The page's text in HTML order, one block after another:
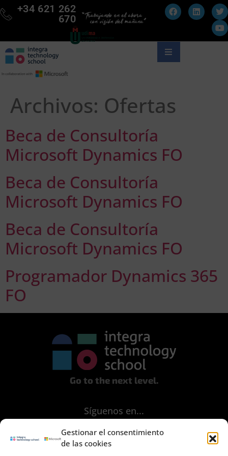
Gestionar el consentimiento
de las cookies
+34 621 262
670
Archivos: Ofertas
Beca de Consultoría
Microsoft Dynamics FO
Beca de Consultoría
Microsoft Dynamics FO
Beca de Consultoría
Microsoft Dynamics FO
Programador Dynamics 365
FO
Go to the next level.
Síguenos en...